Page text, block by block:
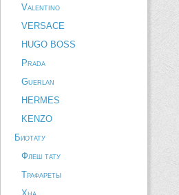
Valentino
VERSACE
HUGO BOSS
Prada
Guerlan
HERMES
KENZO
Биотату
Флеш тату
Трафареты